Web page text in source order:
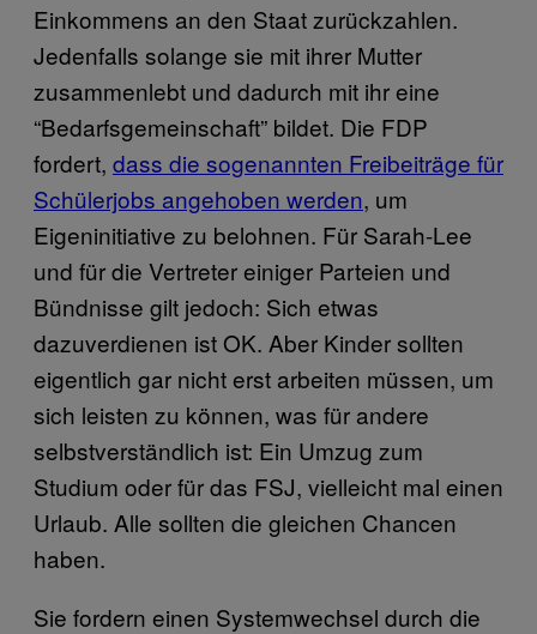
Einkommens an den Staat zurückzahlen.
Jedenfalls solange sie mit ihrer Mutter
zusammenlebt und dadurch mit ihr eine
“Bedarfsgemeinschaft” bildet. Die FDP
fordert, dass die sogenannten Freibeiträge für
Schülerjobs angehoben werden, um
Eigeninitiative zu belohnen. Für Sarah-Lee
und für die Vertreter einiger Parteien und
Bündnisse gilt jedoch: Sich etwas
dazuverdienen ist OK. Aber Kinder sollten
eigentlich gar nicht erst arbeiten müssen, um
sich leisten zu können, was für andere
selbstverständlich ist: Ein Umzug zum
Studium oder für das FSJ, vielleicht mal einen
Urlaub. Alle sollten die gleichen Chancen
haben.
Sie fordern einen Systemwechsel durch die